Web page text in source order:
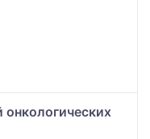
онкологических